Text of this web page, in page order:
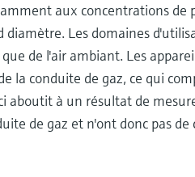
aux concentrations de
diamètre. Les domaines
que de l'air ambiant. Les
la conduite de gaz, ce qui
aboutit à un résultat de
de gaz et n'ont donc pas